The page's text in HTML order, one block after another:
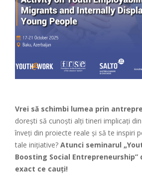
Vrei să schimbi lumea prin
dorești să cunoști alți tineri implicați
înveți din proiecte reale și să te inspiri
tale inițiative? Atunci seminarul
Boosting Social Entrepreneurship”
exact ce cauți!